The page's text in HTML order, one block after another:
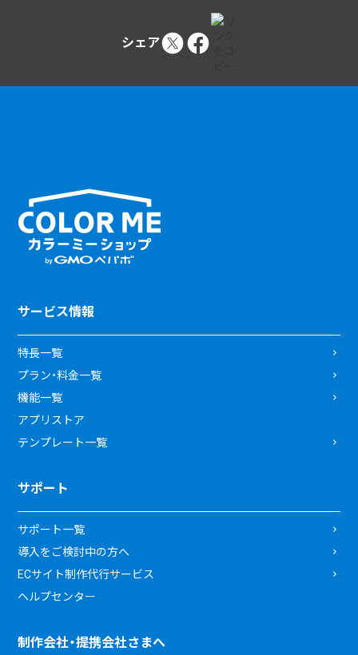
シェア
サービス情報
特長一覧
プラン・料金一覧
機能一覧
アプリストア
テンプレート一覧
サポート
サポート一覧
導入をご検討中の方へ
ECサイト制作代行サービス
ヘルプセンター
制作会社・提携会社さまへ